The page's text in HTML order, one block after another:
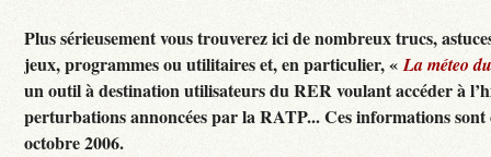
Plus sérieusement vous trouverez ici de nombreux trucs,
jeux, programmes ou utilitaires et, en particulier, «La méteo
un outil à destination utilisateurs du RER voulant accéder à
perturbations annoncées par la RATP... Ces informations sont
octobre 2006.